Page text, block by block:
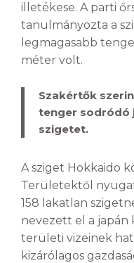
illetékese. A parti
tanulmányozta a
legmagasabb
méter volt.
Szakértők
tenger sodródó
szigetet.
A sziget Hokkaido
Területektől
158 lakatlan
nevezett el a japán
területi vizeinek
kizárólagos